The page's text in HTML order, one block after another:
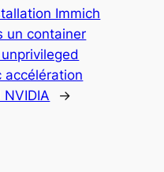
Immich
un container
accélération
NVIDIA
→